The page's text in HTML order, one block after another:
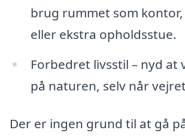
brug rummet som
eller ekstra opholdsstue.
Forbedret livsstil – nyd
på naturen, selv når
Der er ingen grund til at gå